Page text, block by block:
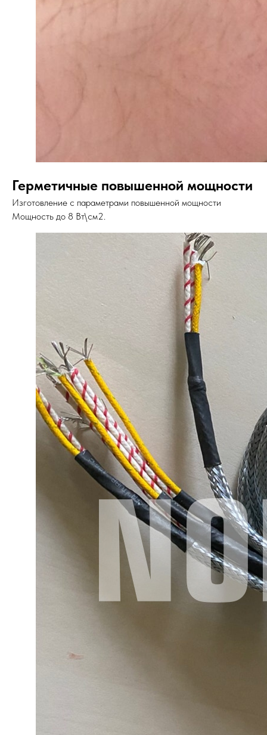
Герметичные повышенной мощности
Изготовление с параметрами повышенной мощности
Мощность до 8 Вт\см2.